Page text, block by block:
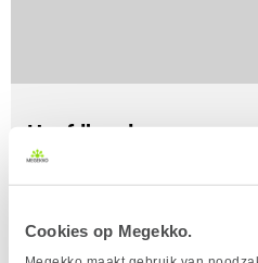
Cookies op Megekko.
Hoofdband
Er zijn twee verschillende
een vaste hoofdband en een
met je hoofd wat het